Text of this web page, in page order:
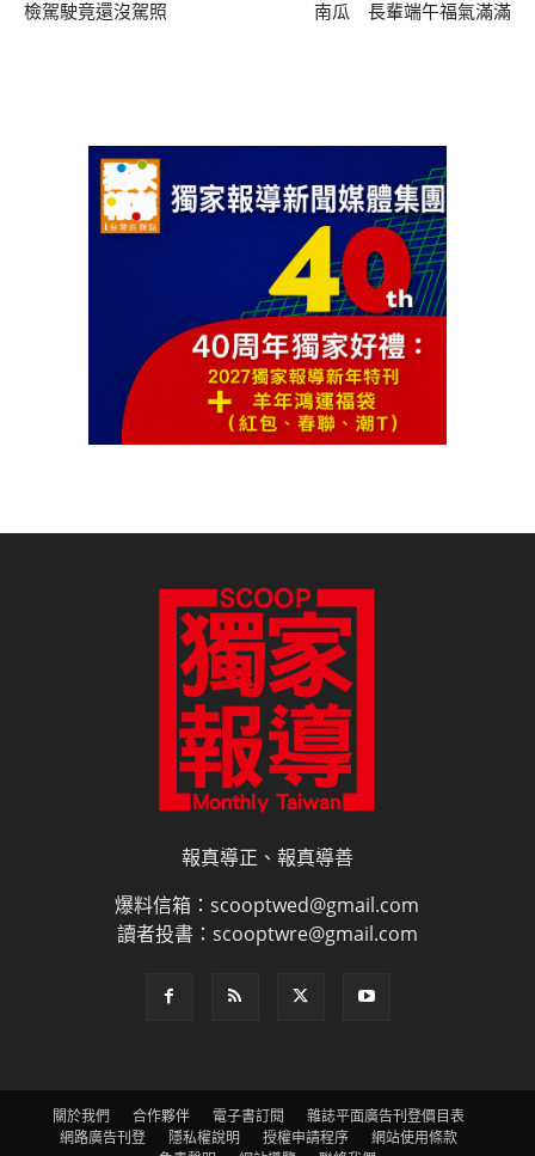
檢駕駛竟還沒駕照
南瓜 長輩端午福氣滿滿
報真導正、報真導善
爆料信箱：scooptwed@gmail.com
讀者投書：scooptwre@gmail.com
關於我們 合作夥伴 電子書訂閱
雜誌平面廣告刊登價目表
網路廣告刊登
隱私權說明 授權申請程序
網站使用條款